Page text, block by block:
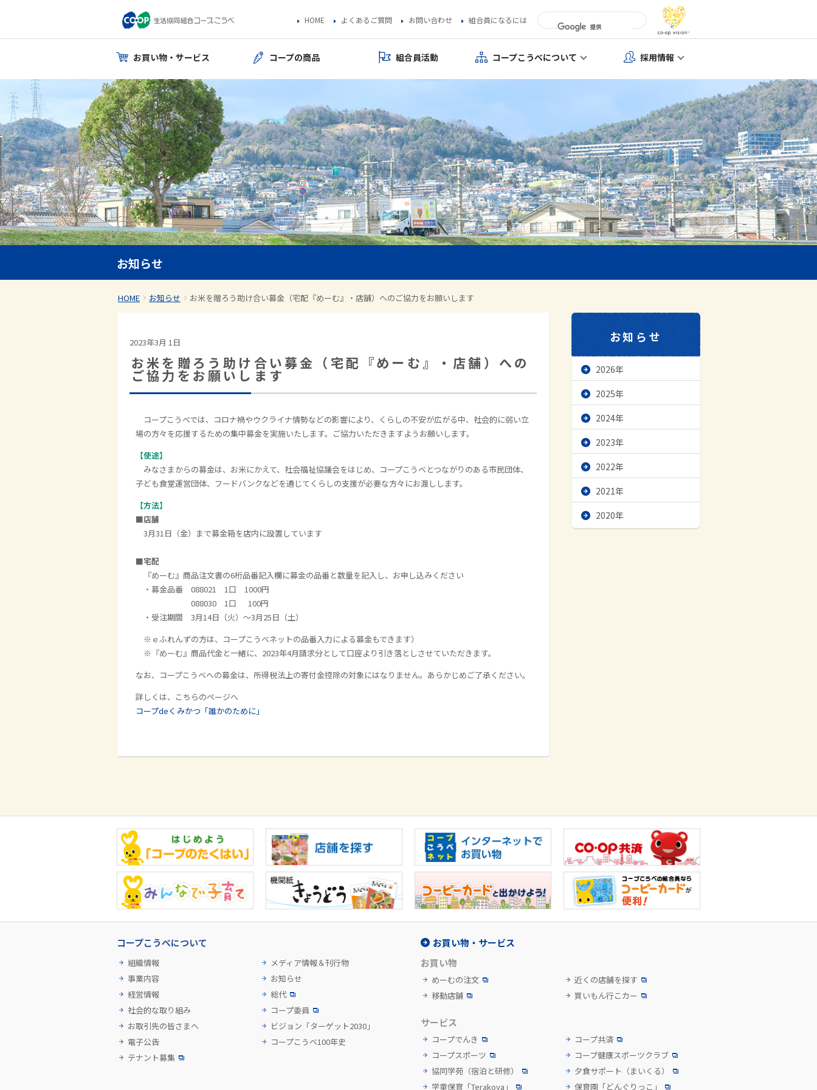
HOME よくあるご質問 お問い合わせ 組合員になるには
お買い物・サービス コープの商品 組合員活動 コープこうべについて 採用情報
お知らせ
HOME お知らせ お米を贈ろう助け合い募金（宅配『めーむ』・店舗）へのご協力をお願いします
お知らせ
2026年
2025年
2024年
2023年
2022年
2021年
2020年
2023年3月 1日
お米を贈ろう助け合い募金（宅配『めーむ』・店舗）への
ご協力をお願いします
コープこうべでは、コロナ禍やウクライナ情勢などの影響により、くらしの不安が広がる中、社会的に弱い立
場の方々を応援するための集中募金を実施いたします。ご協力いただきますようお願いします。
【使途】
みなさまからの募金は、お米にかえて、社会福祉協議会をはじめ、コープこうべとつながりのある市民団体、
子ども食堂運営団体、フードバンクなどを通じてくらしの支援が必要な方々にお渡しします。
【方法】
■店舗
3月31日（金）まで募金箱を店内に設置しています
■宅配
『めーむ』商品注文書の6桁品番記入欄に募金の品番と数量を記入し、お申し込みください
・募金品番 088021 1口 1000円
088030 1口 100円
・受注期間 3月14日（火）～3月25日（土）
※ｅふれんずの方は、コープこうべネットの品番入力による募金もできます）
※『めーむ』商品代金と一緒に、2023年4月請求分として口座より引き落としさせていただきます。
なお、コープこうべへの募金は、所得税法上の寄付金控除の対象にはなりません。あらかじめご了承ください。
詳しくは、こちらのページへ
コープdeくみかつ「誰かのために」
コープこうべについて
組織情報
事業内容
経営情報
社会的な取り組み
お取引先の皆さまへ
電子公告
テナント募集
メディア情報＆刊行物
お知らせ
総代
コープ委員
ビジョン「ターゲット2030」
コープこうべ100年史
お買い物・サービス
お買い物
めーむの注文
移動店舗
近くの店舗を探す
買いもん行こカー
サービス
コープでんき
コープ共済
コープスポーツ
コープ健康スポーツクラブ
協同学苑 （宿泊と研修） 夕食サポート （まいくる）
学童保育「Terakoya」
保育園「どんぐりっこ」